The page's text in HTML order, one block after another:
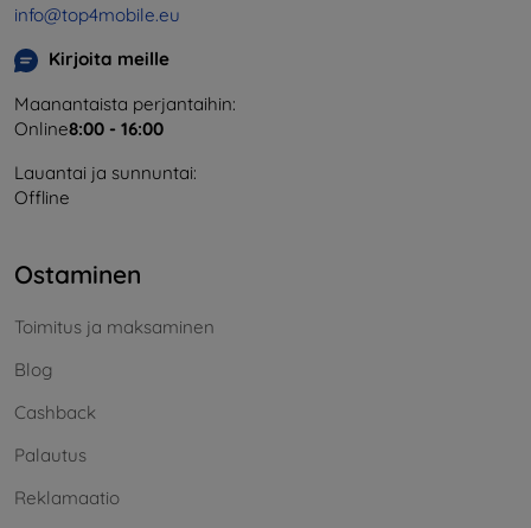
info@top4mobile.eu
Kirjoita meille
Maanantaista perjantaihin:
Online8:00 - 16:00
Lauantai ja sunnuntai:
Offline
Ostaminen
Toimitus ja maksaminen
Blog
Cashback
Palautus
Reklamaatio